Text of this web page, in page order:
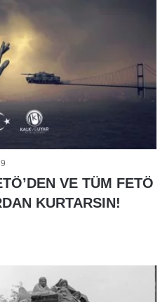
VE TÜM FETÖ
KURTARSIN!